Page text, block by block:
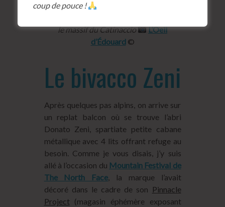
le massif du Catinaccio
L’Oeil
d’Édouard©
Le bivacco Zeni
Après quelques pas alpins, on arrive sur
un replat balcon où se trouve l’abri
Donato Zeni, spartiate petite cabane
métallique avec 4 lits offrant refuge au
besoin. Comme je vous disais, j’y suis
allé à l’occasion du Mountain Festival de
The North Face , la marque l’avait
décoré dans le cadre de son Pinnacle
Project(magasin éphémère exposant
coup de pouce !